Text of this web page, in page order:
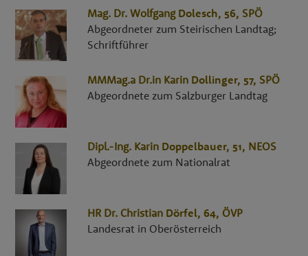
Mag. Dr. Wolfgang Dolesch, 56, SPÖ
Abgeordneter zum Steirischen Landtag;
Schriftführer
MMMag.a Dr.in Karin Dollinger, 57, SPÖ
Abgeordnete zum Salzburger Landtag
Dipl.-Ing. Karin Doppelbauer, 51, NEOS
Abgeordnete zum Nationalrat
HR Dr. Christian Dörfel, 64, ÖVP
Landesrat in Oberösterreich